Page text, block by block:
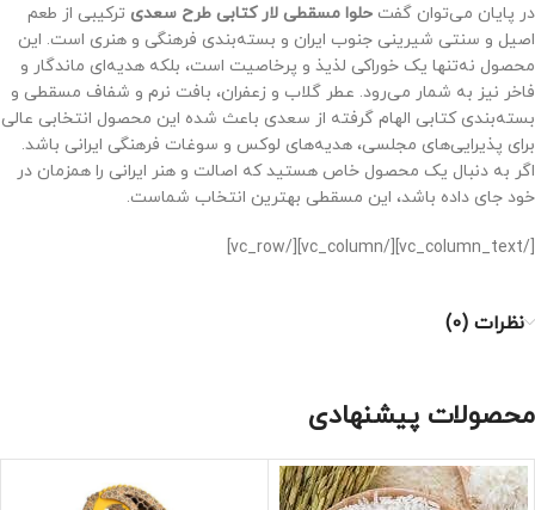
در پایان می‌توان گفت حلوا مسقطی لار کتابی طرح سعدی ترکیبی از طعم
اصیل و سنتی شیرینی جنوب ایران و بسته‌بندی فرهنگی و هنری است. این
محصول نه‌تنها یک خوراکی لذیذ و پرخاصیت است، بلکه هدیه‌ای ماندگار و
فاخر نیز به شمار می‌رود. عطر گلاب و زعفران، بافت نرم و شفاف مسقطی و
بسته‌بندی کتابی الهام گرفته از سعدی باعث شده این محصول انتخابی عالی
برای پذیرایی‌های مجلسی، هدیه‌های لوکس و سوغات فرهنگی ایرانی باشد.
اگر به دنبال یک محصول خاص هستید که اصالت و هنر ایرانی را همزمان در
خود جای داده باشد، این مسقطی بهترین انتخاب شماست.
[/vc_column_text][/vc_column][/vc_row]
نظرات (0)
محصولات پیشنهادی